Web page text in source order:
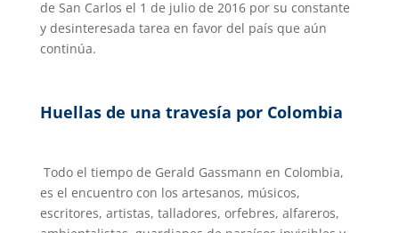
de San Carlos el 1 de julio de 2016 por su constante
y desinteresada tarea en favor del país que aún
continúa.
Huellas de una travesía por Colombia
Todo el tiempo de Gerald Gassmann en Colombia,
es el encuentro con los artesanos, músicos,
escritores, artistas, talladores, orfebres, alfareros,